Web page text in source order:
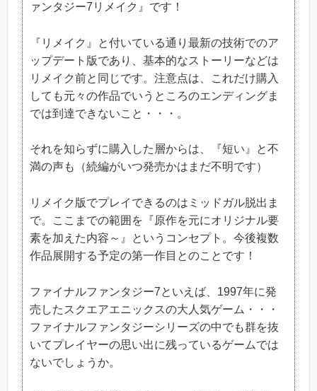
ァンタジー7リメイク』です！
『リメイク』と付いている通り最新の技術でのア
ップデート版であり、基本的なストーリーなどは
リメイク前と同じです。注意点は、これだけ購入
しても元々の作品でいうところのエンディングま
では到達できないこと・・・。
それを知らずに購入した層からは、『短い』と不
満の声も（続編がいつ発売かはまだ不明です）
リメイク版でプレイできるのはミッドガル脱出ま
で。ここまでの範囲を『原作を元にオリジナル要
素を加えた内容～』というコンセプト。今後複数
作品展開する予定の第一作目とのことです！
ファイナルファンタジー7といえば、1997年に発
売したスクエアエニックスの大人気ゲーム・・・
ファイナルファンタジーシリーズの中でも群を抜
いてプレイヤーの思い出に残っているゲームでは
ないでしょうか。